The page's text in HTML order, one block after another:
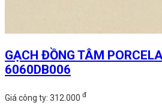
GẠCH ĐỒNG TÂM
6060DB006
Giá công ty: 312.000 đ